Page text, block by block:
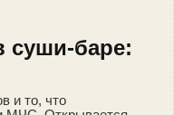
суши-баре:
и то, что